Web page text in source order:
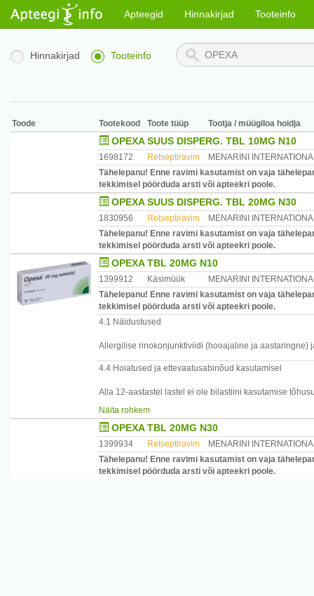
Apteegid Hinnakirjad Tooteinfo
Hinnakirjad Tooteinfo
Toode Tootekood Toote tüüp Tootja / müügiloa hoidja
OPEXA SUUS DISPERG. TBL 10MG N10
1698172 Retseptiravim
MENARINI
Tähelepanu! Enne ravimi kasutamist on vaja
tekkimisel pöörduda arsti või apteekri poole.
OPEXA SUUS DISPERG. TBL 20MG N30
1830956 Retseptiravim
MENARINI
Tähelepanu! Enne ravimi kasutamist on vaja
tekkimisel pöörduda arsti või apteekri poole.
OPEXA TBL 20MG N10
1399912 Käsimüük
MENARINI
Tähelepanu! Enne ravimi kasutamist on vaja
tekkimisel pöörduda arsti või apteekri poole.
4.1 Näidustused
Allergilise rinokonjunktiviidi (hooajaline ja aastaringne)
4.4 Hoiatused ja ettevaatusabinõud kasutamisel
Alla 12-aastastel lastel ei ole bilastiini kasutamise
inhibiitoritega, nagu ketokonasool, erütromütsiin,
bilastiini plasmasisaldust ja seetõttu ka bilastiini
raske neerukahjustusega patsientidel bilastiini ja P-
vältida.
Näita rohkem
OPEXA TBL 20MG N30
1399934 Retseptiravim
MENARINI
Tähelepanu! Enne ravimi kasutamist on vaja
tekkimisel pöörduda arsti või apteekri poole.